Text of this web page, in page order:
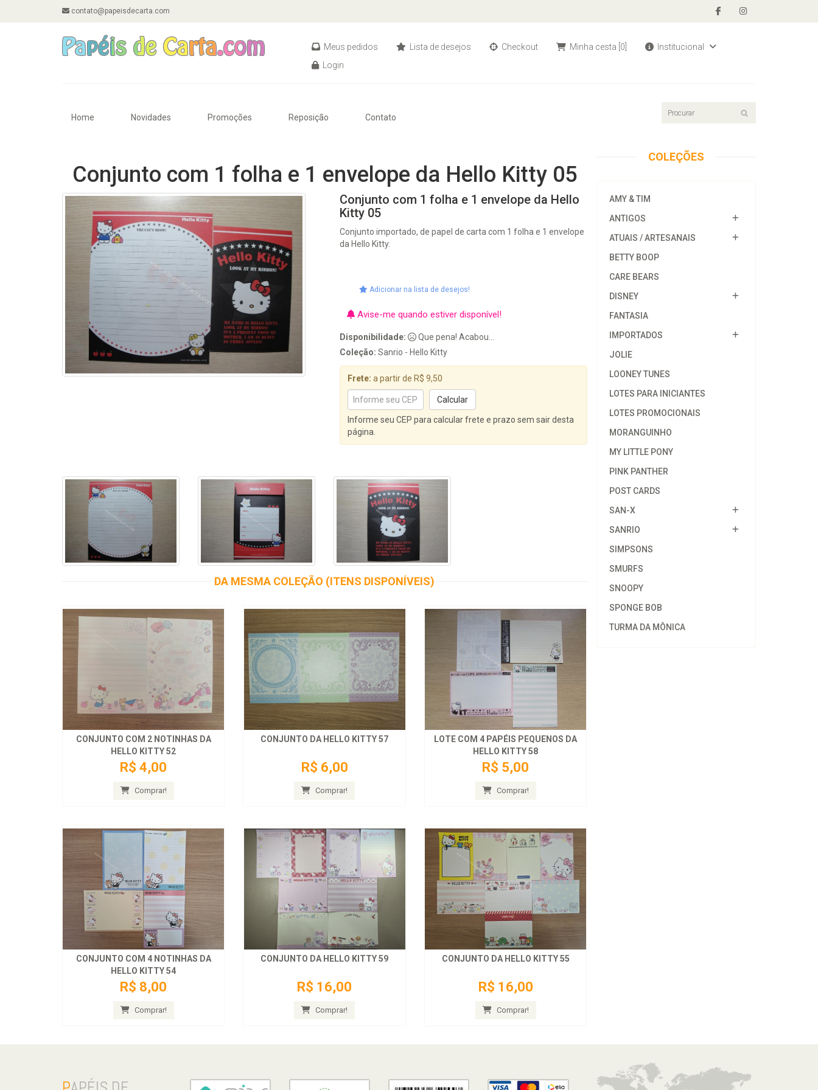
contato@papeisdecarta.com
Meus pedidos Lista de desejos Checkout Minha cesta [0]
Institucional
Login
Home Novidades Promoções Reposição Contato
Conjunto com 1 folha e 1 envelope da Hello Kitty 05
Conjunto com 1 folha e 1 envelope da Hello
Kitty 05
Conjunto importado, de papel de carta com 1 folha e 1 envelope
da Hello Kitty.
Adicionar na lista de desejos!
Avise-me quando estiver disponível!
Disponibilidade:
Que pena! Acabou...
Coleção: Sanrio - Hello Kitty
Frete: a partir de R$ 9,50
Informe seu CEP para calcular frete e prazo sem sair desta
página.
DA MESMA COLEÇÃO (ITENS DISPONÍVEIS)
CONJUNTO COM 2 NOTINHAS DA
HELLO KITTY 52
R$ 4,00
Comprar!
CONJUNTO DA HELLO KITTY 57
R$ 6,00
Comprar!
LOTE COM 4 PAPÉIS PEQUENOS DA
HELLO KITTY 58
R$ 5,00
Comprar!
CONJUNTO COM 4 NOTINHAS DA
HELLO KITTY 54
R$ 8,00
Comprar!
CONJUNTO DA HELLO KITTY 59
R$ 16,00
Comprar!
CONJUNTO DA HELLO KITTY 55
R$ 16,00
Comprar!
COLEÇÕES
AMY & TIM
ANTIGOS
ATUAIS / ARTESANAIS
BETTY BOOP
CARE BEARS
DISNEY
FANTASIA
IMPORTADOS
JOLIE
LOONEY TUNES
LOTES PARA INICIANTES
LOTES PROMOCIONAIS
MORANGUINHO
MY LITTLE PONY
PINK PANTHER
POST CARDS
SAN-X
SANRIO
SIMPSONS
SMURFS
SNOOPY
SPONGE BOB
TURMA DA MÔNICA